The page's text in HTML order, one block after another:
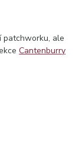
patchworku, ale
Cantenburry